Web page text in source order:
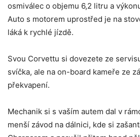
osmiválec o objemu 6,2 litru a
Auto s motorem uprostřed je na
láká k rychlé jízdě.
Svou Corvettu si dovezete ze
svíčka, ale na on-board kameře ze
překvapení.
Mechanik si s vaším autem dal v
menší závod na dálnici, kde si